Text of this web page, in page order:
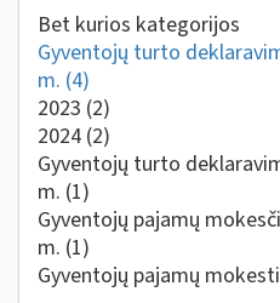
Bet kurios kategorijos
Gyventojų turto
m. (4)
2023 (2)
2024 (2)
Gyventojų turto
m. (1)
Gyventojų pajamų
m. (1)
Gyventojų pajamų